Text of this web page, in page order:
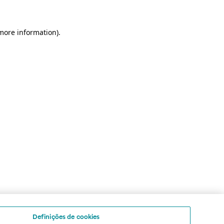
information).
Definições de cookies